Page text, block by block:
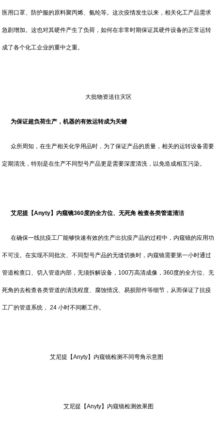
医用口罩、防护服的原料聚丙烯、氨纶等。这次疫情发生以来，相关化工产品需求
急剧增加。这也对其硬件产生了负荷，如何在非常时期保证其硬件设备的正常运转
成了各个化工企业的重中之重。
大批物资送往灾区
为保证超负荷生产，机器的有效运转成为关键
众所周知，在生产相关化学用品时，为了保证产品的质量，相关的运转设备需要
定期清洗，特别是在生产不同型号产品更是需要深度清洗，以免造成相互污染。
艾尼提【Anyty】内窥镜360度的全方位、无死角 检查各类管道清洁
在确保一线抗疫工厂能够快速有效的生产出抗疫产品的过程中，内窥镜的应用功
不可没。在实现不同批次、不同型号产品的无缝切换时，内窥镜需要第一小时通过
管道检查口、切入管道内部，无须拆解设备，100万高清成像，360度的全方位、无
死角的去检查各类管道的清洗程度、腐蚀情况、易损部件等细节，从而保证了抗疫
工厂的管道系统， 24 小时不间断工作。
艾尼提【Anyty】内窥镜检测不同弯角示意图
艾尼提【Anyty】内窥镜检测效果图